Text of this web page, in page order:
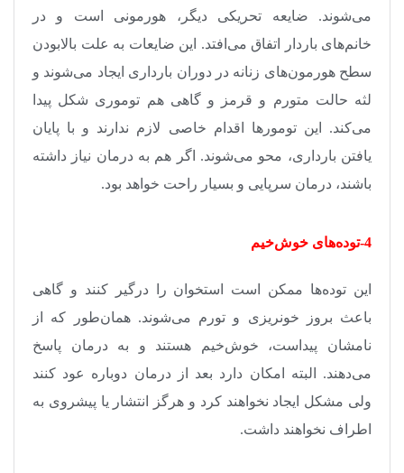
می‌شوند. ضایعه تحریکی دیگر، هورمونی است و در
خانم‌های باردار اتفاق می‌افتد. این ضایعات به علت بالابودن
سطح هورمون‌های زنانه در دوران بارداری ایجاد می‌شوند و
لثه حالت متورم و قرمز و گاهی هم توموری شکل پیدا
می‌کند. این تومورها اقدام خاصی لازم ندارند و با پایان
یافتن بارداری، محو می‌شوند. اگر هم به درمان نیاز داشته
باشند، درمان سرپایی و بسیار راحت خواهد بود.
4-توده‌های خوش‌خیم
این توده‌ها ممکن است استخوان را درگیر کنند و گاهی
باعث بروز خونریزی و تورم می‌شوند. همان‌طور که از
نامشان پیداست، خوش‌خیم هستند و به درمان پاسخ
می‌دهند. البته امکان دارد بعد از درمان دوباره عود کنند
ولی مشکل ایجاد نخواهند کرد و هرگز انتشار یا پیشروی به
اطراف نخواهند داشت.